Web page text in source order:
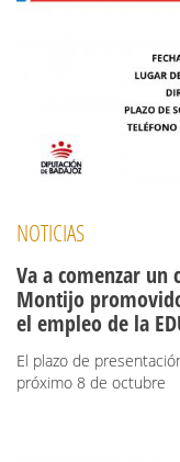
NOTICIAS
Va a comenzar un
Montijo
el empleo de la
El plazo de
próximo 8 de octubre